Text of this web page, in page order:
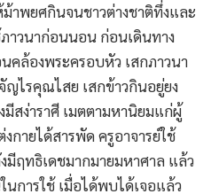
าพยศกินจนชาวต่างชาติทึ่งและ
าวนาก่อนนอน ก่อนเดินทาง
คล้องพระครอบหัว เสกภาวนา
ไรคุณไสย เสกข้าวกินอยู่ยง
มีสง่าราศี เมตตามหานิยมแก่ผู้
กายได้สารพัด ครูอาจารย์ใช้
มีฤทธิเดชมากมายมหาศาล แล้ว
การใช้ เมื่อได้พบได้เจอแล้ว